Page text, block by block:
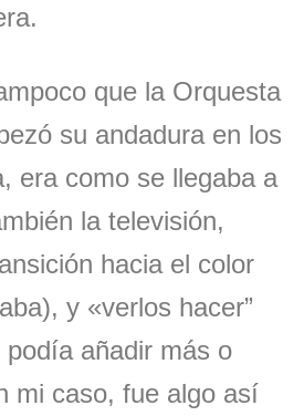
que la Orquesta
su andadura en los
era como se llegaba a
la televisión,
hacia el color
y «verlos hacer”
añadir más o
mi caso, fue algo así